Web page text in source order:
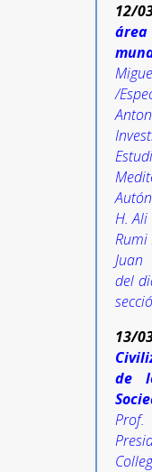
12/
/
H. Ali
Rumi
del
13/
de